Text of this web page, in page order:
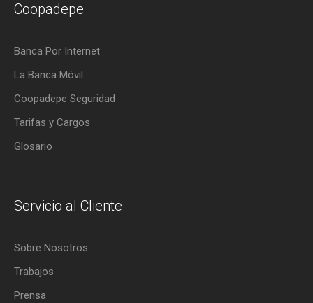
Coopadepe
Banca Por Internet
La Banca Móvil
Coopadepe Seguridad
Tarifas y Cargos
Glosario
Servicio al Cliente
Sobre Nosotros
Trabajos
Prensa